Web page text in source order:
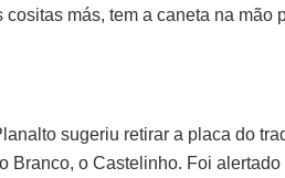
más, tem a caneta na mão
sugeriu retirar a placa do
Branco, o Castelinho. Foi